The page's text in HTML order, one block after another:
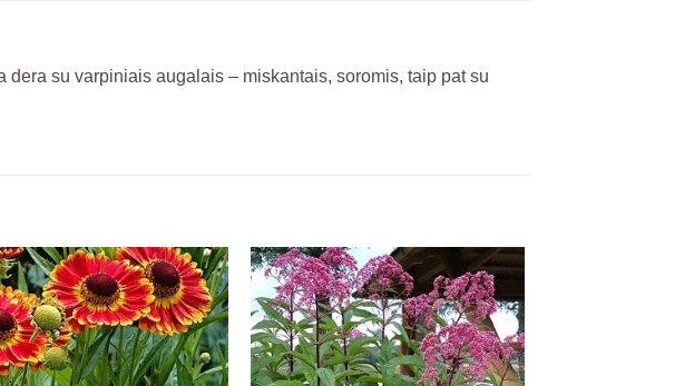
su varpiniais augalais – miskantais, soromis, taip pat su